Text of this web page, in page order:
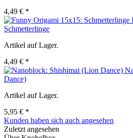
4,49 € *
Schmetterlinge
Artikel auf Lager.
4,49 € *
Dance)
Artikel auf Lager.
5,95 € *
Kunden haben sich auch angesehen
Zuletzt angesehen